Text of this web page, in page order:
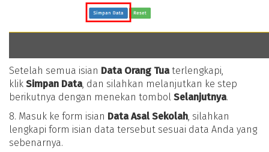
Setelah semua isian Data Orang Tuaterlengkapi,
klik Simpan Data, dan silahkan melanjutkan ke step
berikutnya dengan menekan tombol Selanjutnya.
8. Masuk ke form isian Data Asal Sekolah, silahkan
lengkapi form isian data tersebut sesuai data Anda yang
sebenarnya.